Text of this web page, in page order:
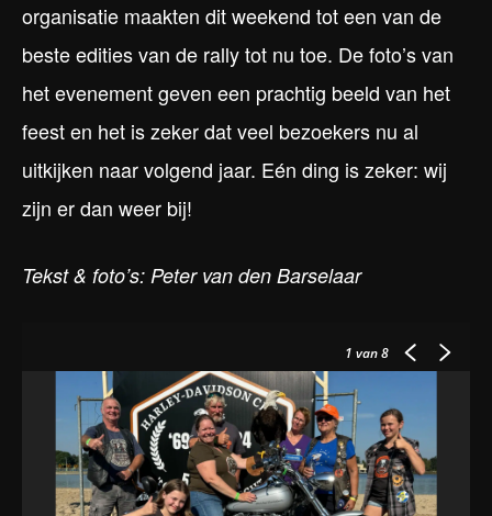
organisatie maakten dit weekend tot een van de
beste edities van de rally tot nu toe. De foto’s van
het evenement geven een prachtig beeld van het
feest en het is zeker dat veel bezoekers nu al
uitkijken naar volgend jaar. Eén ding is zeker: wij
zijn er dan weer bij!
Tekst & foto’s: Peter van den Barselaar
1 van 8